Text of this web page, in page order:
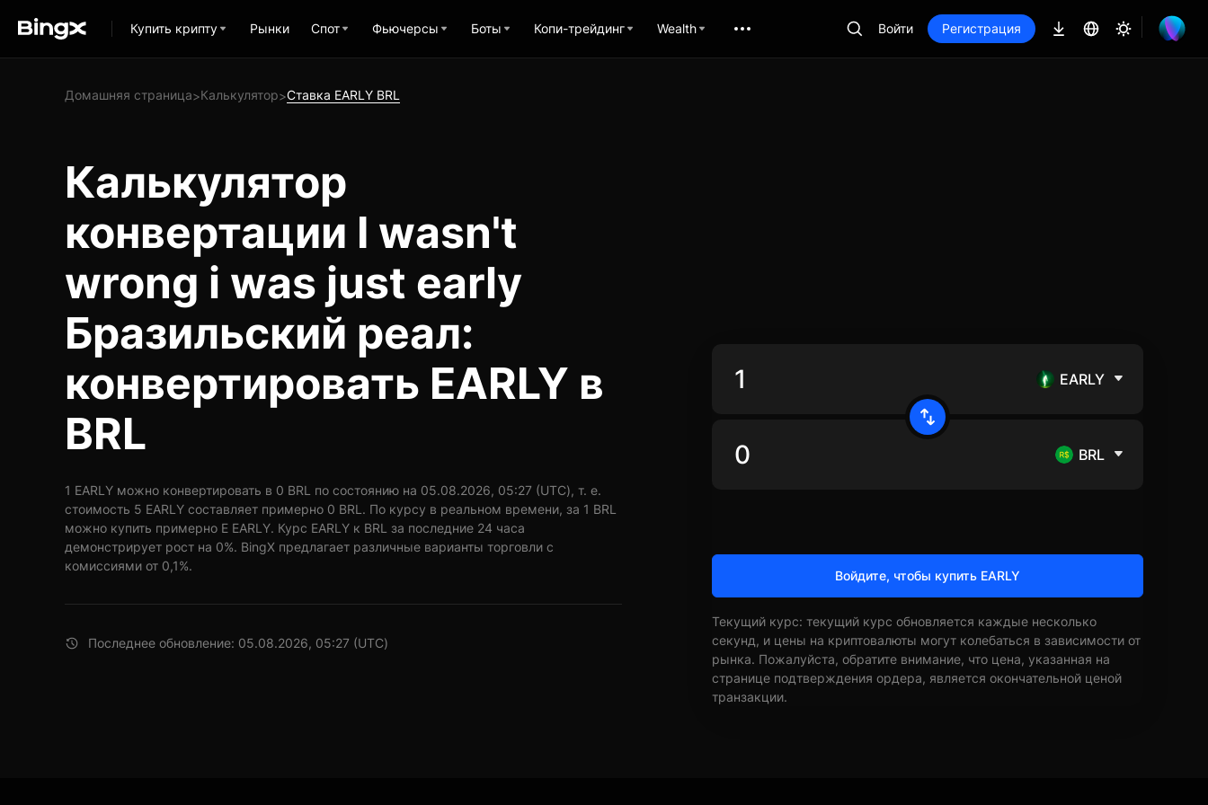
Купить крипту Рынки Спот Фьючерсы Боты Копи-трейдинг Wealth Войти Регистрация
Домашняя страница>Калькулятор>Ставка EARLY BRL
Калькулятор
конвертации I wasn't
wrong i was just early
Бразильский реал:
конвертировать EARLY в
BRL
1 EARLY можно конвертировать в 0 BRL по состоянию на 05.08.2026, 05:27 (UTC), т. е.
стоимость 5 EARLY составляет примерно 0 BRL. По курсу в реальном времени, за 1 BRL
можно купить примерно E EARLY. Курс EARLY к BRL за последние 24 часа
демонстрирует рост на 0%. BingX предлагает различные варианты торговли с
комиссиями от 0,1%.
Последнее обновление: 05.08.2026, 05:27 (UTC)
EARLY
BRL
Войдите, чтобы купить EARLY
Текущий курс: текущий курс обновляется каждые несколько
секунд, и цены на криптовалюты могут колебаться в зависимости от
рынка. Пожалуйста, обратите внимание, что цена, указанная на
странице подтверждения ордера, является окончательной ценой
транзакции.